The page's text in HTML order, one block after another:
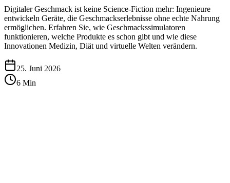
Digitaler Geschmack ist keine Science-Fiction mehr: Ingenieure
entwickeln Geräte, die Geschmackserlebnisse ohne echte Nahrung
ermöglichen. Erfahren Sie, wie Geschmackssimulatoren
funktionieren, welche Produkte es schon gibt und wie diese
Innovationen Medizin, Diät und virtuelle Welten verändern.
25. Juni 2026
6 Min